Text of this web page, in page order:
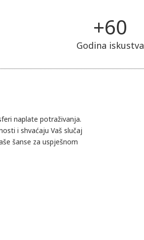
+60
Godina iskustva
naplate potraživanja.
i shvaćaju Vaš slučaj
šanse za uspješnom